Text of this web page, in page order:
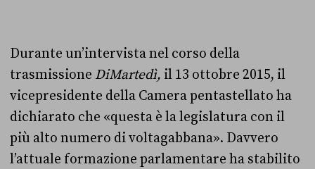
Durante un’intervista nel corso della
trasmissione DiMartedì, il 13 ottobre 2015, il
vicepresidente della Camera pentastellato ha
dichiarato che «questa è la legislatura con il
più alto numero di voltagabbana». Davvero
l’attuale formazione parlamentare ha stabilito